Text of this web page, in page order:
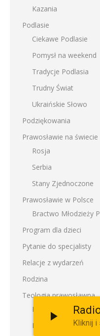
Kazania
Podlasie
Ciekawe Podlasie
Pomysł na weekend
Tradycje Podlasia
Trudny Świat
Ukraińskie Słowo
Podziękowania
Prawosławie na świecie
Rosja
Serbia
Stany Zjednoczone
Prawosławie w Polsce
Bractwo Młodzieży
Program dla dzieci
Pytanie do specjalisty
Relacje z wydarzeń
Rodzina
Teologia prawosławna
Liturgika
Modlitwa
Kliknij i